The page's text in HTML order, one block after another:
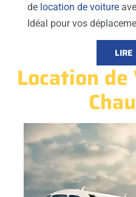
de location de voiture
Idéal pour vos
LIRE
Location